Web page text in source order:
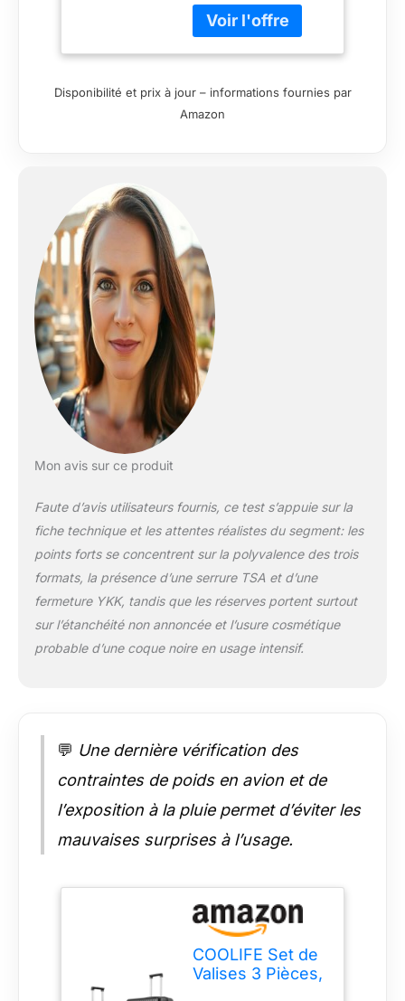
cm ; grande valise :
75,5 × 50,5 × 30 cm,
utilisées. Différentes
vous souhaitez
utiliser selon vos
besoins. Serrure TSA
: la serrure à
combinaison intégrée
permet de verrouiller
et de déverrouiller
vos bagages
facilement et
approuvée par Travel
au personnel de
sécurité du transport
de déverrouiller les
bagages avec la clé
sans les
endommager. 4
qualité qui
facilement et peuvent
être tournées à 360°
dans toutes les
directions, ce qui
de protection en
alliage d'aluminium :
le coin de protection
des bagages est
Disponibilité et prix à jour – informations fournies par
Amazon
Mon avis sur ce produit
Faute d’avis utilisateurs fournis, ce test s’appuie sur la
fiche technique et les attentes réalistes du segment: les
points forts se concentrent sur la polyvalence des trois
formats, la présence d’une serrure TSA et d’une
fermeture YKK, tandis que les réserves portent surtout
sur l’étanchéité non annoncée et l’usure cosmétique
probable d’une coque noire en usage intensif.
💬 Une dernière vérification des
contraintes de poids en avion et de
l’exposition à la pluie permet d’éviter les
mauvaises surprises à l’usage.
COOLIFE Set de
Valises 3 Pièces,